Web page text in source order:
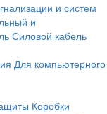
и систем
и
Силовой кабель
Для компьютерного
Коробки